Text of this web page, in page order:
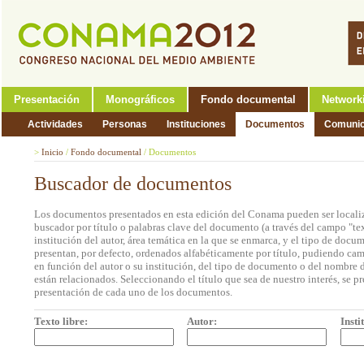
Presentación Monográficos Fondo documental
Actividades Personas Instituciones Documentos
> Inicio / Fondo documental / Documentos
Buscador de documentos
Los documentos presentados en esta edición del Conama pueden ser
buscador por título o palabras clave del documento (a través del campo
institución del autor, área temática en la que se enmarca, y el tipo de
presentan, por defecto, ordenados alfabéticamente por título, pudiendo
en función del autor o su institución, del tipo de documento o del nombre
están relacionados. Seleccionando el título que sea de nuestro interés, se
presentación de cada uno de los documentos.
Texto libre: Autor: